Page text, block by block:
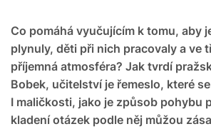
Co pomáhá vyučujícím k tomu, aby
plynuly, děti při nich pracovaly a ve
příjemná atmosféra? Jak tvrdí
Bobek, učitelství je řemeslo, které
I maličkosti, jako je způsob pohybu
kladení otázek podle něj můžou